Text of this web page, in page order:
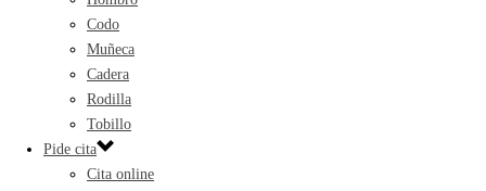
Codo
Muñeca
Cadera
Rodilla
Tobillo
Pide cita
Cita online